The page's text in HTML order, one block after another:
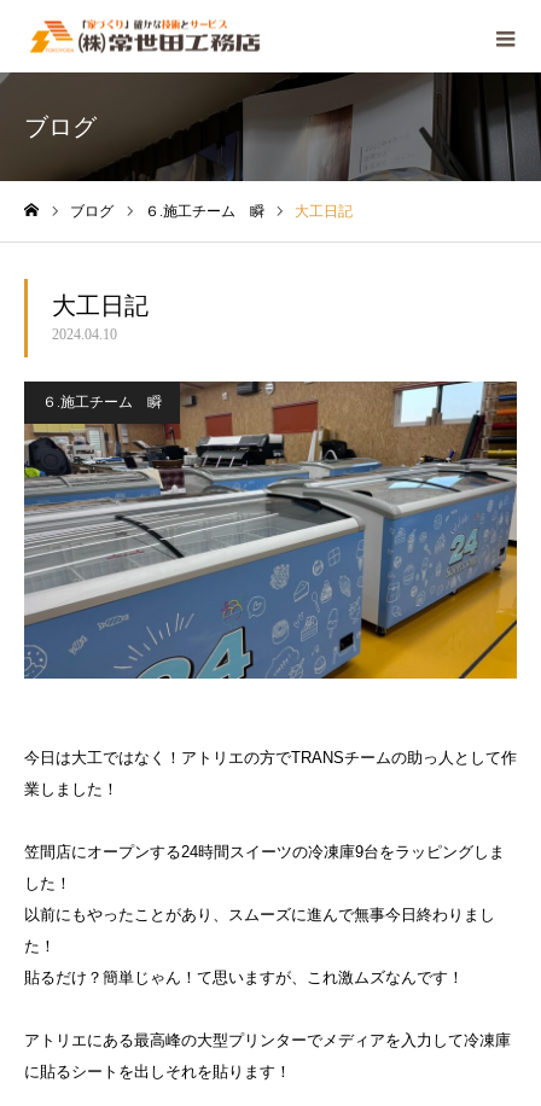
ブログ
ブログ ６.施工チーム 瞬 大工日記
大工日記
2024.04.10
６.施工チーム 瞬
今日は大工ではなく！アトリエの方でTRANSチームの助っ人として作
業しました！
笠間店にオープンする24時間スイーツの冷凍庫9台をラッピングしま
した！
以前にもやったことがあり、スムーズに進んで無事今日終わりまし
た！
貼るだけ？簡単じゃん！て思いますが、これ激ムズなんです！
アトリエにある最高峰の大型プリンターでメディアを入力して冷凍庫
に貼るシートを出しそれを貼ります！